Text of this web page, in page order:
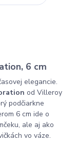
6 cm
elegancie.
od Villeroy
podčiarkne
6 cm ide o
ale aj ako
vo váze.